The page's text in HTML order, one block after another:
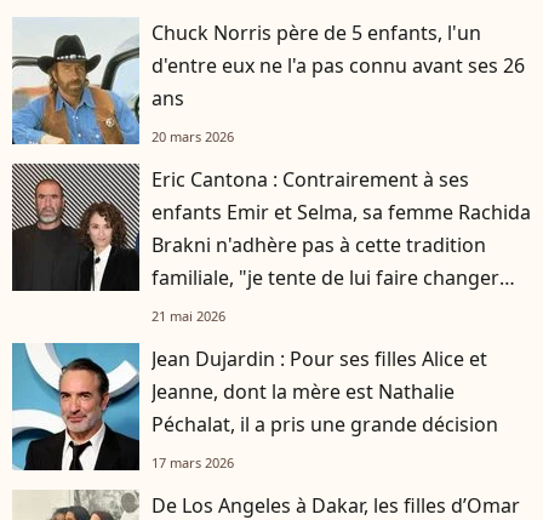
Chuck Norris père de 5 enfants, l'un
d'entre eux ne l'a pas connu avant ses 26
ans
20 mars 2026
Eric Cantona : Contrairement à ses
enfants Emir et Selma, sa femme Rachida
Brakni n'adhère pas à cette tradition
familiale, "je tente de lui faire changer
d'avis"
21 mai 2026
Jean Dujardin : Pour ses filles Alice et
Jeanne, dont la mère est Nathalie
Péchalat, il a pris une grande décision
17 mars 2026
De Los Angeles à Dakar, les filles d’Omar